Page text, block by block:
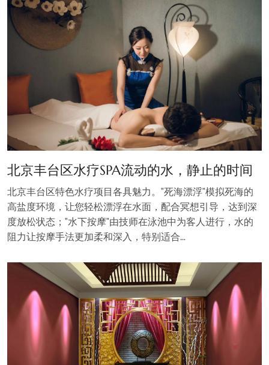
北京丰台区水疗SPA流动的水，静止的时间
北京丰台区特色水疗项目各具魅力。"死海漂浮"模拟死海的
高盐度环境，让您轻松漂浮在水面，配合冥想引导，达到深
度放松状态；"水下按摩"由技师在泳池中为客人进行，水的
阻力让按摩手法更加柔和深入，特别适合…